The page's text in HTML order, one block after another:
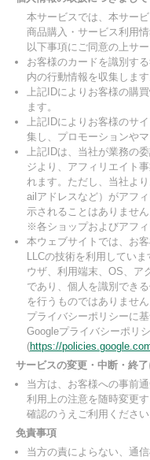
本サービスでは、本サー
商品購入・サービス利用
以下事項にご同意の上サ
お客様のカードを識別す
内の行動情報を収集します
上記IDによりお客様の購
ます。
上記IDによりお客様のサ
集し、プロモーションや
上記IDは、当社が業務の
ジより、アフィリエイト
れます。ただし、当社よ
ailアドレスなど）がアフ
示されることはありません
※各ショップおよびアフ
本ウェブサイトでは、お
LLCの技術を利用してい
ウザ、利用端末、OS、ア
であり、個人を識別でき
を行うものではありませ
プライバシーポリシーに
Googleプライバシーポリ
(https://
サービスの変更・中断・終
当方は、お客様への事前
利用上の注意を随時変更
確認のうえご利用ください
免責事項
当方の責によらない、通